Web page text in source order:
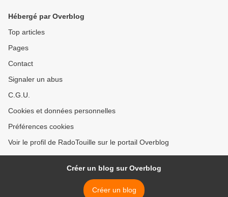
Hébergé par Overblog
Top articles
Pages
Contact
Signaler un abus
C.G.U.
Cookies et données personnelles
Préférences cookies
Voir le profil de RadoTouille sur le portail Overblog
Créer un blog sur Overblog
Créer un blog